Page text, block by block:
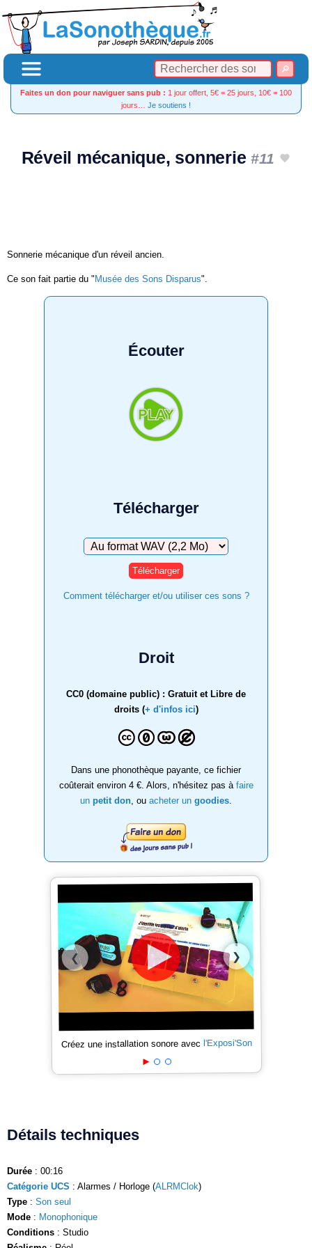
Faites un don pour naviguer sans pub : 1 jour offert, 5€ = 25 jours, 10€ = 100
jours… Je soutiens !
Réveil mécanique, sonnerie#11
Sonnerie mécanique d'un réveil ancien.
Ce son fait partie du " Musée des Sons Disparus".
Écouter
Télécharger
Télécharger
Comment télécharger et/ou utiliser ces sons ?
Droit
CC0 (domaine public) : Gratuit et Libre de
droits (+ d'infos ici)
Dans une phonothèque payante, ce fichier
coûterait environ 4 €. Alors, n'hésitez pas à faire
un petit don , ou acheter un goodies
❮ ❯
Créez une installation sonore avec l'Exposi'Son
Détails techniques
Durée : 00:16
Catégorie UCS : Alarmes / Horloge (ALRMClok)
Type : Son seul
Mode : Monophonique
Conditions : Studio